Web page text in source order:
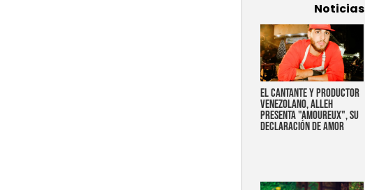
Noticias
EL CANTANTE Y PRODUCTOR
VENEZOLANO, ALLEH
PRESENTA "AMOUREUX", SU
DECLARACIÓN DE AMOR